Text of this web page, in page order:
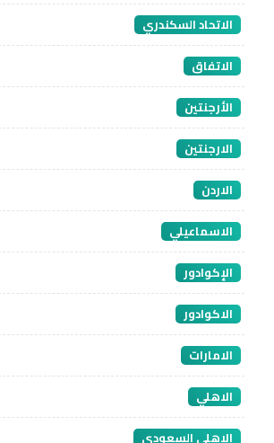
الاتحاد السكندري
الاتفاق
الأرجنتين
الارجنتين
الاردن
الاسماعيلي
الإكوادور
الاكوادور
الامارات
الاهلي
الاهلي السعودي